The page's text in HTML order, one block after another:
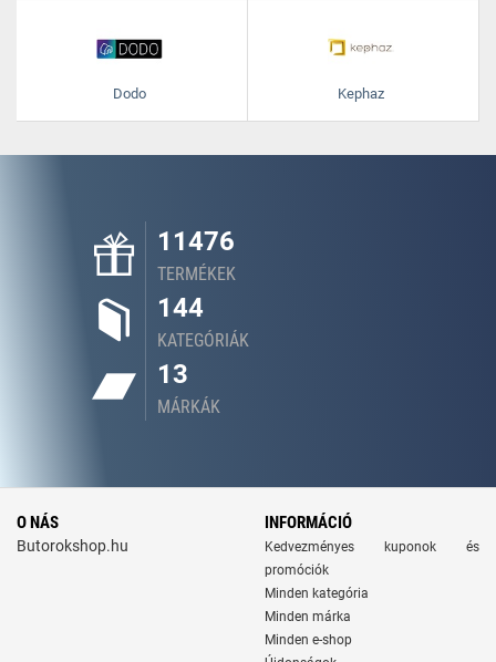
Dodo Kephaz
11476
TERMÉKEK
144
KATEGÓRIÁK
13
MÁRKÁK
O NÁS
Butorokshop.hu
INFORMÁCIÓ
Kedvezményes kuponok és
promóciók
Minden kategória
Minden márka
Minden e-shop